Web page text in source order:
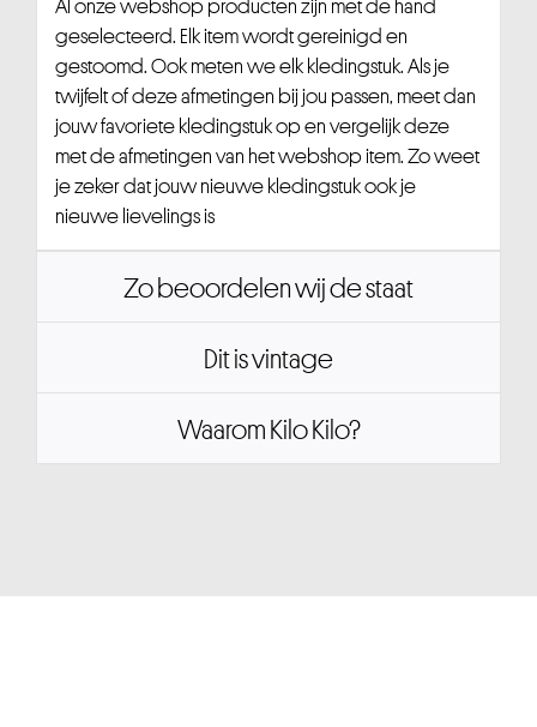
Al onze webshop producten zijn met de hand
geselecteerd. Elk item wordt gereinigd en
gestoomd. Ook meten we elk kledingstuk. Als je
twijfelt of deze afmetingen bij jou passen, meet dan
jouw favoriete kledingstuk op en vergelijk deze
met de afmetingen van het webshop item. Zo weet
je zeker dat jouw nieuwe kledingstuk ook je
nieuwe lievelings is
Zo beoordelen wij de staat
Dit is vintage
Waarom Kilo Kilo?